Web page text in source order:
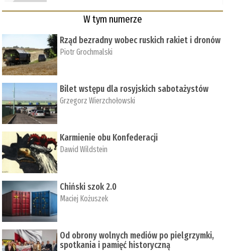
W tym numerze
Rząd bezradny wobec ruskich rakiet i dronów
Piotr Grochmalski
Bilet wstępu dla rosyjskich sabotażystów
Grzegorz Wierzchołowski
Karmienie obu Konfederacji
Dawid Wildstein
Chiński szok 2.0
Maciej Kożuszek
Od obrony wolnych mediów po pielgrzymki,
spotkania i pamięć historyczną